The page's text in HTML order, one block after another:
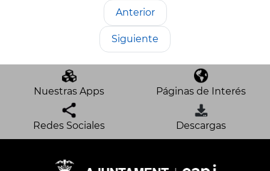
Anterior
Siguiente
Nuestras Apps Páginas de Interés
Redes Sociales Descargas